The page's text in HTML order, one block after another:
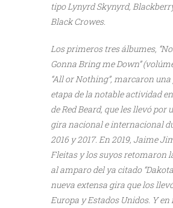
tipo Lynyrd Skynyrd,
Black Crowes.
Los primeros tres álbumes,
Gonna Bring me Down”
“All or Nothing”, marcaron
etapa de la notable actividad
de Red Beard, que les llevó por
gira nacional e internacional
2016 y 2017. En 2019, Jaime
Fleitas y los suyos retomaron
al amparo del ya citado
nueva extensa gira que los
Europa y Estados Unidos. Y